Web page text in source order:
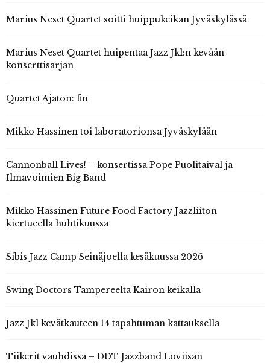
Marius Neset Quartet soitti huippukeikan Jyväskylässä
Marius Neset Quartet huipentaa Jazz Jkl:n kevään
konserttisarjan
Quartet Ajaton: fin
Mikko Hassinen toi laboratorionsa Jyväskylään
Cannonball Lives! – konsertissa Pope Puolitaival ja
Ilmavoimien Big Band
Mikko Hassinen Future Food Factory Jazzliiton
kiertueella huhtikuussa
Sibis Jazz Camp Seinäjoella kesäkuussa 2026
Swing Doctors Tampereelta Kairon keikalla
Jazz Jkl kevätkauteen 14 tapahtuman kattauksella
Tiikerit vauhdissa – DDT Jazzband Loviisan